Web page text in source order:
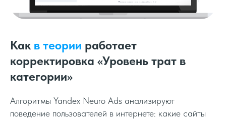
Как в теории работает
корректировка «Уровень трат в
категории»
Алгоритмы Yandex Neuro Ads анализируют
поведение пользователей в интернете: какие сайты